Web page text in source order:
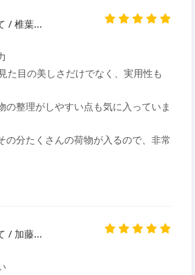
/ 椎葉...
た目の美しさだけでなく、実用性も
の整理がしやすい点も気に入っていま
の分たくさんの荷物が入るので、非常
/ 加藤...